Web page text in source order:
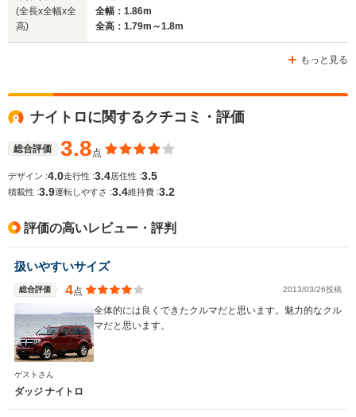
WLTCモード
燃費
(全長x全幅x全
高)
全幅：1.86m
全高：1.79m～1.8m
もっと見る
ナイトロに関するクチコミ・評価
総合評価 3.8 点
デザイン :4.0走行性 :3.4居住性 :3.5
積載性 :3.9運転しやすさ :3.4維持費 :3.2
評価の高いレビュー・評判
扱いやすいサイズ
総合評価 4点 2013/03/26投稿
全体的には良くできたクルマだと思います。魅力的なクル
マだと思います。
ゲストさん
ダッジ ナイトロ